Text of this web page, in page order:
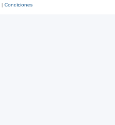
| Condiciones